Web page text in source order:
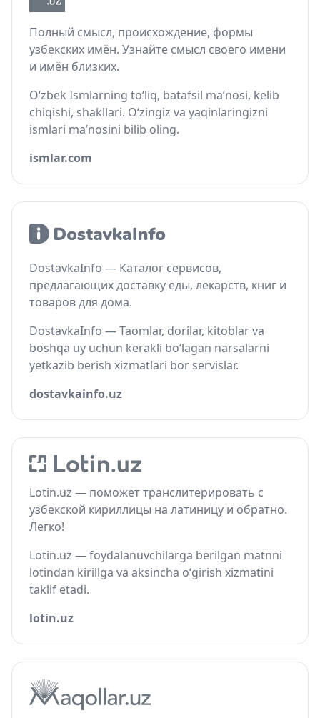
Полный смысл, происхождение, формы
узбекских имён. Узнайте смысл своего имени
и имён близких.
O‘zbek Ismlarning to‘liq, batafsil ma’nosi, kelib
chiqishi, shakllari. O‘zingiz va yaqinlaringizni
ismlari ma’nosini bilib oling.
ismlar.com
DostavkaInfo — Каталог сервисов,
предлагающих доставку еды, лекарств, книг и
товаров для дома.
DostavkaInfo — Taomlar, dorilar, kitoblar va
boshqa uy uchun kerakli bo‘lagan narsalarni
yetkazib berish xizmatlari bor servislar.
dostavkainfo.uz
Lotin.uz — поможет транслитерировать с
узбекской кириллицы на латиницу и обратно.
Легко!
Lotin.uz — foydalanuvchilarga berilgan matnni
lotindan kirillga va aksincha o‘girish xizmatini
taklif etadi.
lotin.uz